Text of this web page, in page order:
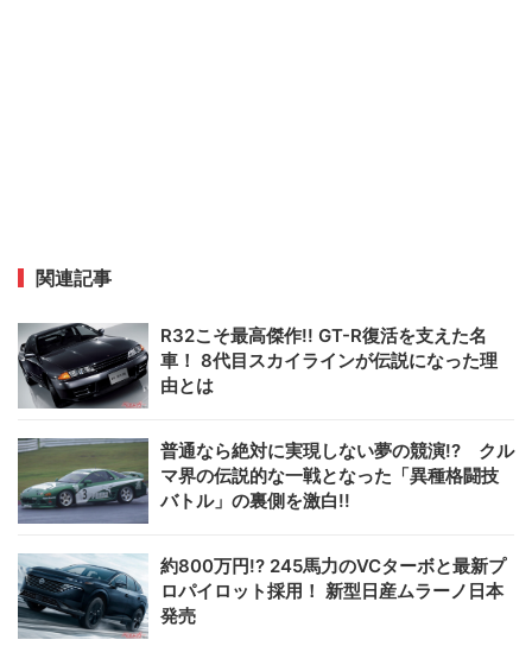
関連記事
R32こそ最高傑作!! GT-R復活を支えた名
車！ 8代目スカイラインが伝説になった理
由とは
普通なら絶対に実現しない夢の競演!? クル
マ界の伝説的な一戦となった「異種格闘技
バトル」の裏側を激白!!
約800万円!? 245馬力のVCターボと最新プ
ロパイロット採用！ 新型日産ムラーノ日本
発売